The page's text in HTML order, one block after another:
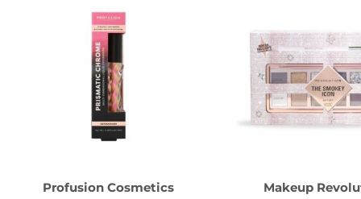
Profusion Cosmetics Makeup